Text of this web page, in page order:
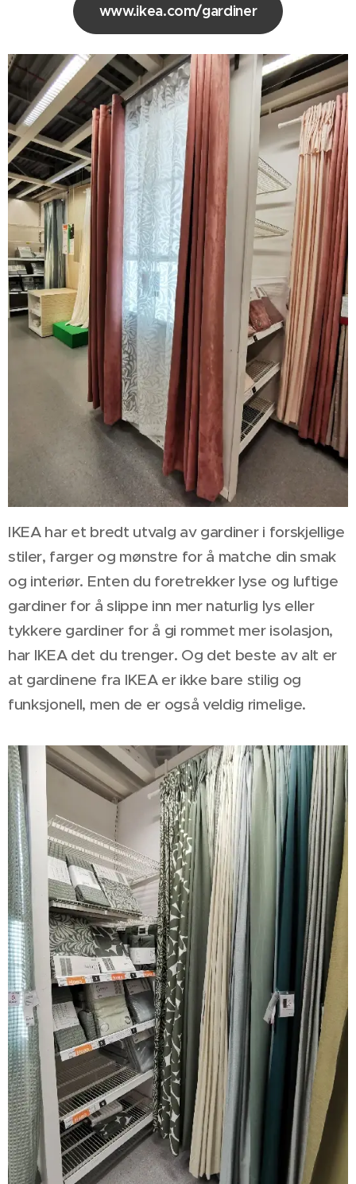
www.ikea.com/gardiner
IKEA har et bredt utvalg av gardiner i forskjellige
stiler, farger og mønstre for å matche din smak
og interiør. Enten du foretrekker lyse og luftige
gardiner for å slippe inn mer naturlig lys eller
tykkere gardiner for å gi rommet mer isolasjon,
har IKEA det du trenger. Og det beste av alt er
at gardinene fra IKEA er ikke bare stilig og
funksjonell, men de er også veldig rimelige.